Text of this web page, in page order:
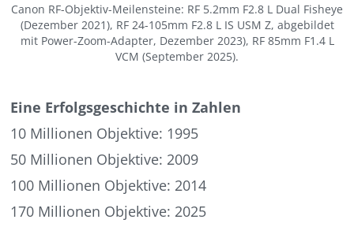
Canon RF-Objektiv-Meilensteine: RF 5.2mm F2.8 L Dual Fisheye
(Dezember 2021), RF 24-105mm F2.8 L IS USM Z, abgebildet
mit Power-Zoom-Adapter, Dezember 2023), RF 85mm F1.4 L
VCM (September 2025).
Eine Erfolgsgeschichte in Zahlen
10 Millionen Objektive: 1995
50 Millionen Objektive: 2009
100 Millionen Objektive: 2014
170 Millionen Objektive: 2025